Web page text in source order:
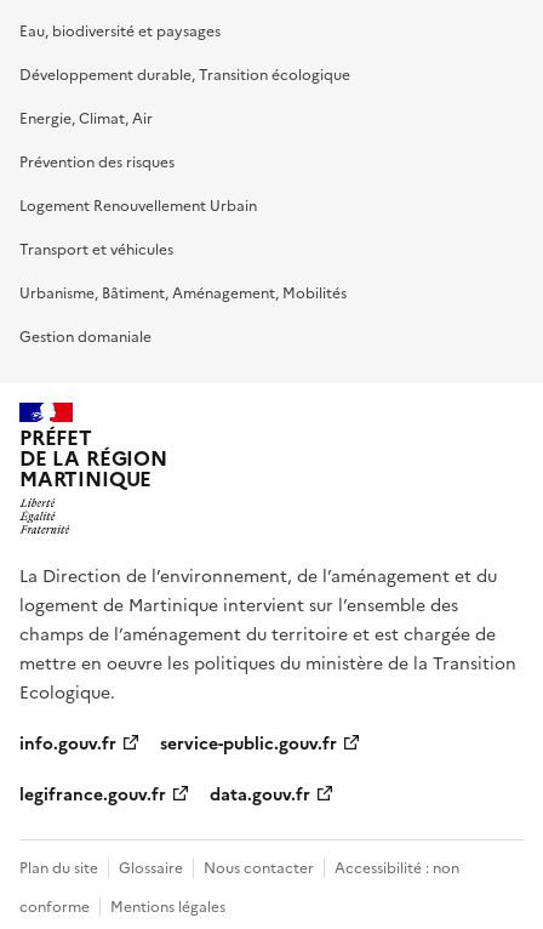
Eau, biodiversité et paysages
Développement durable, Transition écologique
Energie, Climat, Air
Prévention des risques
Logement Renouvellement Urbain
Transport et véhicules
Urbanisme, Bâtiment, Aménagement, Mobilités
Gestion domaniale
PRÉFET
DE LA RÉGION
MARTINIQUE
La Direction de l’environnement, de l’aménagement et du
logement de Martinique intervient sur l’ensemble des
champs de l’aménagement du territoire et est chargée de
mettre en oeuvre les politiques du ministère de la Transition
Ecologique.
info.gouv.fr
service-public.gouv.fr
legifrance.gouv.fr
data.gouv.fr
Plan du site Glossaire Nous contacter
Accessibilité : non
conforme
Mentions légales